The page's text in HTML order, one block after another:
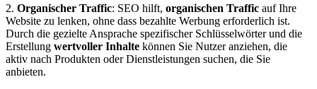
2. Organischer Traffic: SEO hilft, organischen Traffic auf Ihre
Website zu lenken, ohne dass bezahlte Werbung erforderlich ist.
Durch die gezielte Ansprache spezifischer Schlüsselwörter und die
Erstellung wertvoller Inhalte können Sie Nutzer anziehen, die
aktiv nach Produkten oder Dienstleistungen suchen, die Sie
anbieten.